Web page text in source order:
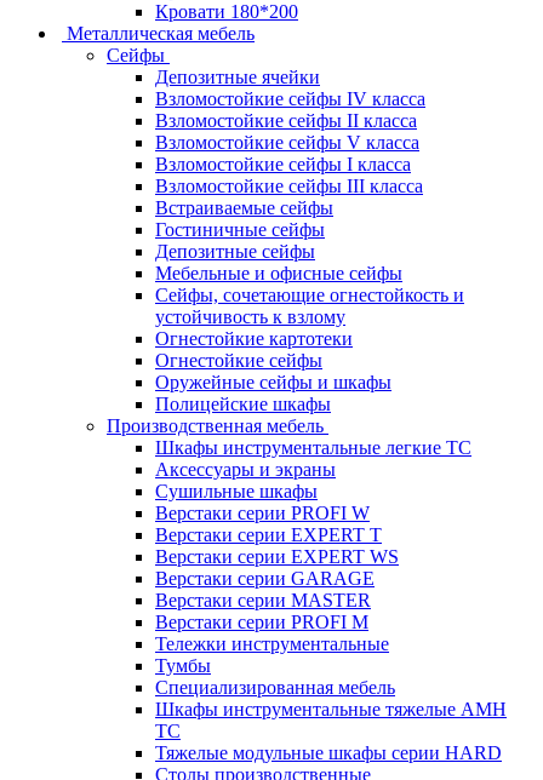
Кровати 180*200
Металлическая мебель
Сейфы
Депозитные ячейки
Взломостойкие сейфы IV класса
Взломостойкие сейфы II класса
Взломостойкие сейфы V класса
Взломостойкие сейфы I класса
Взломостойкие сейфы III класса
Встраиваемые сейфы
Гостиничные сейфы
Депозитные сейфы
Мебельные и офисные сейфы
Сейфы, сочетающие огнестойкость и
устойчивость к взлому
Огнестойкие картотеки
Огнестойкие сейфы
Оружейные сейфы и шкафы
Полицейские шкафы
Производственная мебель
Шкафы инструментальные легкие ТС
Аксессуары и экраны
Cушильные шкафы
Верстаки серии PROFI W
Верстаки серии EXPERT T
Верстаки серии EXPERT WS
Верстаки серии GARAGE
Верстаки серии MASTER
Верстаки серии PROFI M
Тележки инструментальные
Тумбы
Cпециализированная мебель
Шкафы инструментальные тяжелые AMH
TC
Тяжелые модульные шкафы серии HARD
Столы производственные